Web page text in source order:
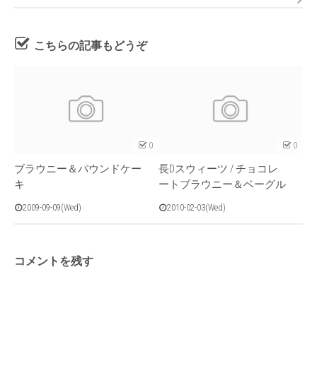
こちらの記事もどうぞ
0
ブラウニー＆パウンドケー
キ
2009-09-09(Wed)
0
長Dスウィーツ / チョコレ
ートブラウニー＆ベーグル
2010-02-03(Wed)
コメントを残す